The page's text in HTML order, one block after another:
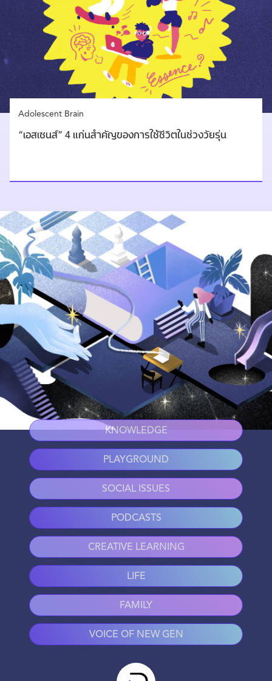
Adolescent Brain
“เอสเซนส์” 4 แก่นสำคัญของการใช้ชีวิตในช่วงวัยรุ่น
KNOWLEDGE
PLAYGROUND
SOCIAL ISSUES
PODCASTS
CREATIVE LEARNING
LIFE
FAMILY
VOICE OF NEW GEN